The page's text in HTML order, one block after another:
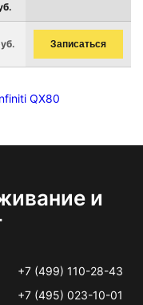
Записаться
QX80
и
+7 (499) 110-28-43
+7 (495) 023-10-01